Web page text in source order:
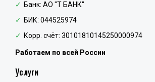
Банк: АО "Т БАНК"
БИК: 044525974
Корр. счёт: 30101810145250000974
Работаем по всей России
Услуги